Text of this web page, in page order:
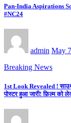
Pan-India Aspirations
#NC24
admin May
Breaking News
1st Look Revealed ! साउथ
पोस्टर हुआ जारी! फ़िल्म को